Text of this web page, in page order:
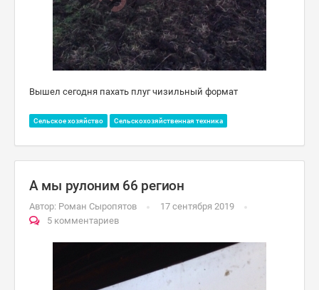
Вышел сегодня пахать плуг чизильный формат
Сельское хозяйство Сельскохозяйственная техника
А мы рулоним 66 регион
Автор: Роман Сыропятов
17 сентября 2019
5 комментариев